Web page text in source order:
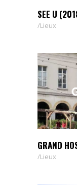
SEE U
Lieux
GRAND
Lieux